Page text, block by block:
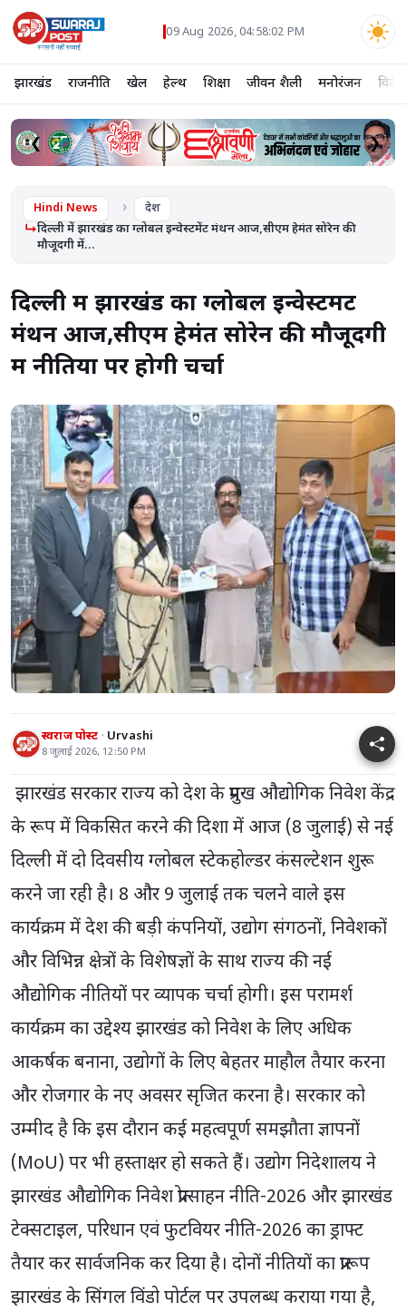
09 Aug 2026, 04:58:03 PM
झारखंड राजनीति खेल हेल्थ शिक्षा जीवन शैली मनोरंजन विदेश
❮ ❯
Hindi News देश
दिल्ली में झारखंड का ग्लोबल इन्वेस्टमेंट मंथन आज,सीएम हेमंत सोरेन की
मौजूदगी में...
दिल्ली में झारखंड का ग्लोबल इन्वेस्टमेंट
मंथन आज,सीएम हेमंत सोरेन की मौजूदगी
में नीतियों पर होगी चर्चा
स्वराज पोस्ट Urvashi
8 जुलाई 2026, 12:50 PM
झारखंड सरकार राज्य को देश के प्रमुख औद्योगिक निवेश केंद्र
के रूप में विकसित करने की दिशा में आज (8 जुलाई) से नई
दिल्ली में दो दिवसीय ग्लोबल स्टेकहोल्डर कंसल्टेशन शुरू
करने जा रही है। 8 और 9 जुलाई तक चलने वाले इस
कार्यक्रम में देश की बड़ी कंपनियों, उद्योग संगठनों, निवेशकों
और विभिन्न क्षेत्रों के विशेषज्ञों के साथ राज्य की नई
औद्योगिक नीतियों पर व्यापक चर्चा होगी। इस परामर्श
कार्यक्रम का उद्देश्य झारखंड को निवेश के लिए अधिक
आकर्षक बनाना, उद्योगों के लिए बेहतर माहौल तैयार करना
और रोजगार के नए अवसर सृजित करना है। सरकार को
उम्मीद है कि इस दौरान कई महत्वपूर्ण समझौता ज्ञापनों
(MoU) पर भी हस्ताक्षर हो सकते हैं। उद्योग निदेशालय ने
झारखंड औद्योगिक निवेश प्रोत्साहन नीति-2026 और झारखंड
टेक्सटाइल, परिधान एवं फुटवियर नीति-2026 का ड्राफ्ट
तैयार कर सार्वजनिक कर दिया है। दोनों नीतियों का प्रारूप
झारखंड के सिंगल विंडो पोर्टल पर उपलब्ध कराया गया है,